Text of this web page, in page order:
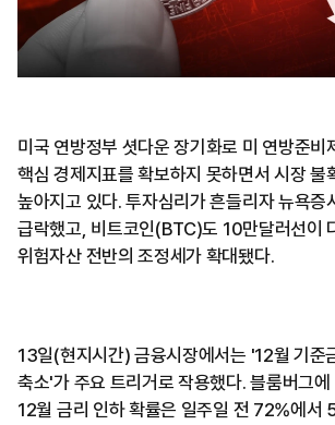
미국 연방정부 셧다운 장기화로 미 연방준
핵심 경제지표를 확보하지 못하면서 시장 불
높아지고 있다. 투자심리가 흔들리자 뉴욕증
급락했고, 비트코인(BTC)도 10만달러선이
위험자산 전반의 조정세가 확대됐다.
13일(현지시간) 금융시장에서는 '12월 기준
축소'가 주요 트리거로 작용했다. 블룸버그에
12월 금리 인하 확률은 일주일 전 72%에서